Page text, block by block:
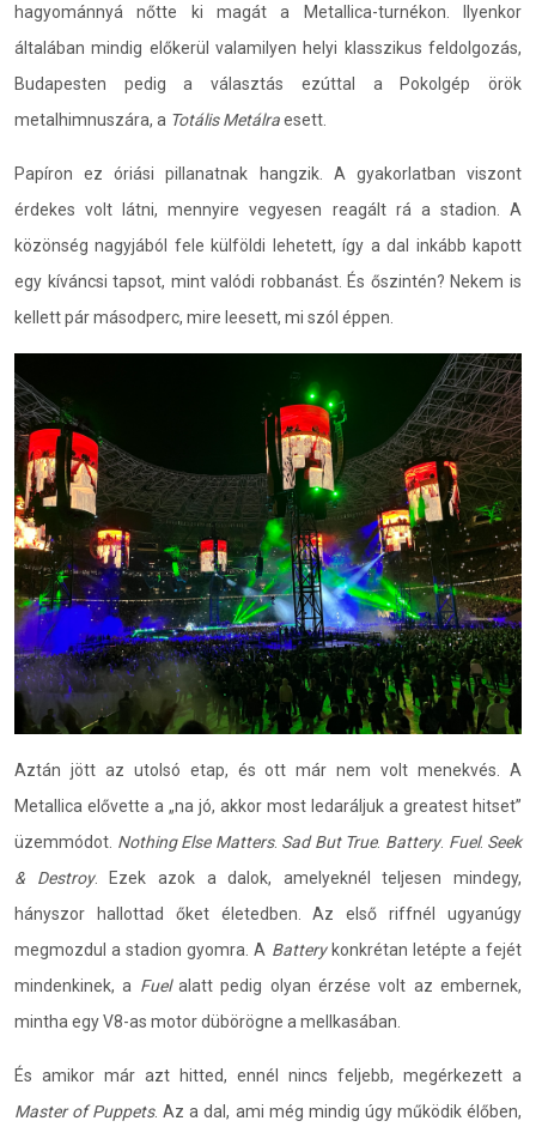
hagyománnyá nőtte ki magát a Metallica-turnékon. Ilyenkor
általában mindig előkerül valamilyen helyi klasszikus feldolgozás,
Budapesten pedig a választás ezúttal a Pokolgép örök
metalhimnuszára, a Totális Metálraesett.
Papíron ez óriási pillanatnak hangzik. A gyakorlatban viszont
érdekes volt látni, mennyire vegyesen reagált rá a stadion. A
közönség nagyjából fele külföldi lehetett, így a dal inkább kapott
egy kíváncsi tapsot, mint valódi robbanást. És őszintén? Nekem is
kellett pár másodperc, mire leesett, mi szól éppen.
Aztán jött az utolsó etap, és ott már nem volt menekvés. A
Metallica elővette a „na jó, akkor most ledaráljuk a greatest hitset”
üzemmódot. Nothing Else Matters. Sad But True. Battery. Fuel. Seek
& Destroy. Ezek azok a dalok, amelyeknél teljesen mindegy,
hányszor hallottad őket életedben. Az első riffnél ugyanúgy
megmozdul a stadion gyomra. A Batterykonkrétan letépte a fejét
mindenkinek, a Fuelalatt pedig olyan érzése volt az embernek,
mintha egy V8-as motor dübörögne a mellkasában.
És amikor már azt hitted, ennél nincs feljebb, megérkezett a
Master of Puppets. Az a dal, ami még mindig úgy működik élőben,